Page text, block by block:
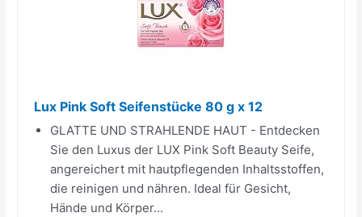
Lux Pink Soft Seifenstücke 80 g x 12
GLATTE UND STRAHLENDE HAUT - Entdecken
Sie den Luxus der LUX Pink Soft Beauty Seife,
angereichert mit hautpflegenden Inhaltsstoffen,
die reinigen und nähren. Ideal für Gesicht,
Hände und Körper...